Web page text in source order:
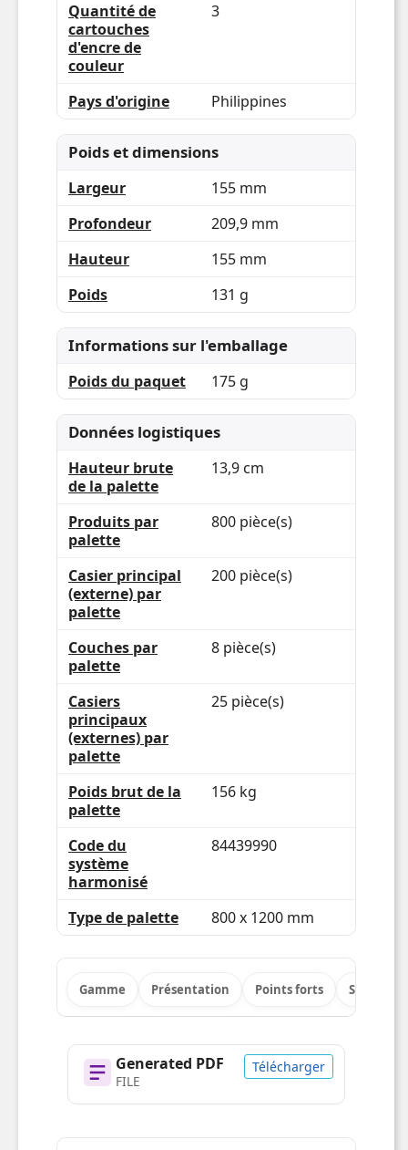
Quantité de
cartouches
d'encre de
couleur
3
Pays d'origine Philippines
Poids et dimensions
Largeur
155 mm
Profondeur
209,9 mm
Hauteur
155 mm
Poids
131 g
Informations sur l'emballage
Poids du paquet 175 g
Données logistiques
Hauteur brute
de la palette
13,9 cm
Produits par
palette
800 pièce(s)
Casier principal
(externe) par
palette
200 pièce(s)
Couches par
palette
8 pièce(s)
Casiers
principaux
(externes) par
palette
25 pièce(s)
Poids brut de la
palette
156 kg
Code du
système
harmonisé
84439990
Type de palette 800 x 1200 mm
Gamme Présentation Points forts
Generated PDF
FILE
Télécharger